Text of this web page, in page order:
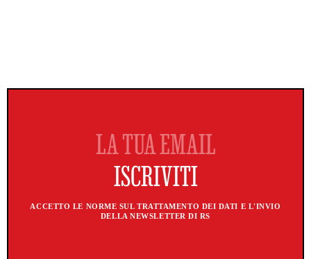
ACCETTO LE NORME SUL TRATTAMENTO DEI DATI E L'INVIO
DELLA NEWSLETTER DI RS